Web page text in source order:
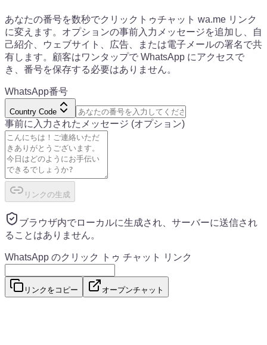
あなたの番号を数秒でクリックトゥチャット wa.me リンク
に変えます。オプションの事前入力メッセージを追加し、自
己紹介、ウェブサイト、広告、または電子メールの署名で共
有します。顧客はワンタップで WhatsApp にアクセスで
き、番号を保存する必要はありません。
WhatsApp番号
Country Code
事前に入力されたメッセージ (オプション)
リンクの生成
ブラウザ内でローカルに生成され、サーバーに送信され
ることはありません。
WhatsApp のクリック トゥ チャット リンク
リンクをコピー オープンチャット